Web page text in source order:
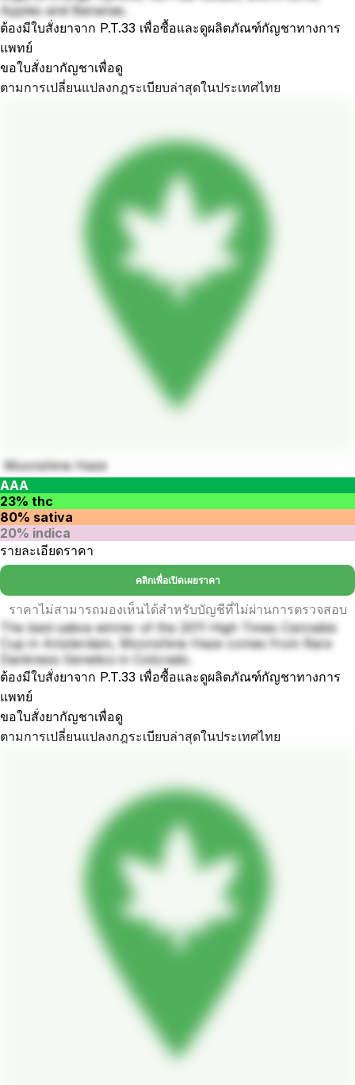
Apples and Bananas.
ต้องมีใบสั่งยาจาก P.T.33 เพื่อซื้อและดูผลิตภัณฑ์กัญชาทางการ
แพทย์
ขอใบสั่งยากัญชาเพื่อดู
ตามการเปลี่ยนแปลงกฎระเบียบล่าสุดในประเทศไทย
Moonshine Haze
AAA
23% thc
80% sativa
20% indica
รายละเอียดราคา
คลิกเพื่อเปิดเผยราคา
ราคาไม่สามารถมองเห็นได้สำหรับบัญชีที่ไม่ผ่านการตรวจสอบ
The best sativa winner of the 2011 High Times Cannabis
Cup in Amsterdam, Moonshine Haze comes from Rare
Dankness Genetics in Colorado.
ต้องมีใบสั่งยาจาก P.T.33 เพื่อซื้อและดูผลิตภัณฑ์กัญชาทางการ
แพทย์
ขอใบสั่งยากัญชาเพื่อดู
ตามการเปลี่ยนแปลงกฎระเบียบล่าสุดในประเทศไทย